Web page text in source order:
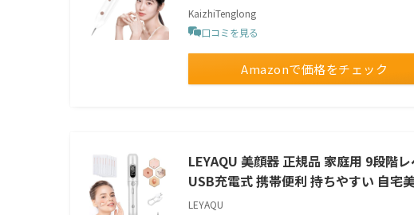
KaizhiTenglong
口コミを見る
Amazonで価格をチェック
LEYAQU 美顔器 正規品 家庭用 9段階
USB充電式 携帯便利 持ちやすい 自宅
LEYAQU